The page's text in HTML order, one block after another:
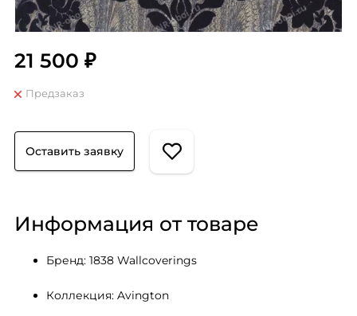
21 500 ₽
Предзаказ
Оставить заявку
Информация от товаре
Бренд: 1838 Wallcoverings
Коллекция: Avington